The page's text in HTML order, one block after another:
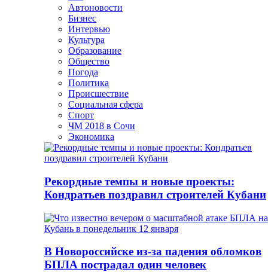
Автоновости
Бизнес
Интервью
Культура
Образование
Общество
Погода
Политика
Происшествие
Социальная сфера
Спорт
ЧМ 2018 в Сочи
Экономика
Рекордные темпы и новые проекты:
Кондратьев поздравил строителей Кубани
В Новороссийске из-за падения обломков
БПЛА пострадал один человек